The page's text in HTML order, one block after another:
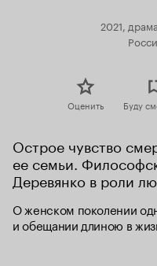
2021,
Оценить Буду
Острое чувство
ее семьи.
Деревянко в роли
О женском поколении
и обещании длиною в